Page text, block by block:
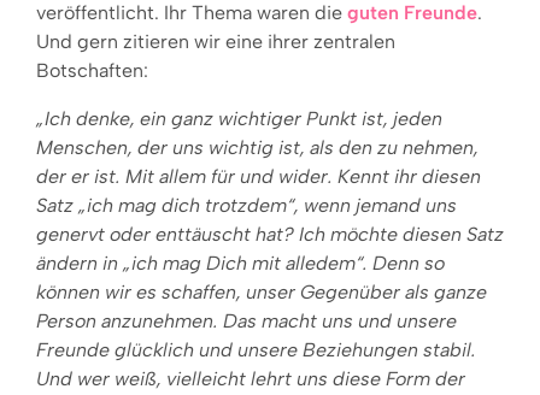
veröffentlicht. Ihr Thema waren die guten Freunde.
Und gern zitieren wir eine ihrer zentralen
Botschaften:
„Ich denke, ein ganz wichtiger Punkt ist, jeden
Menschen, der uns wichtig ist, als den zu nehmen,
der er ist. Mit allem für und wider. Kennt ihr diesen
Satz „ich mag dich trotzdem“, wenn jemand uns
genervt oder enttäuscht hat? Ich möchte diesen Satz
ändern in „ich mag Dich mit alledem“. Denn so
können wir es schaffen, unser Gegenüber als ganze
Person anzunehmen. Das macht uns und unsere
Freunde glücklich und unsere Beziehungen stabil.
Und wer weiß, vielleicht lehrt uns diese Form der